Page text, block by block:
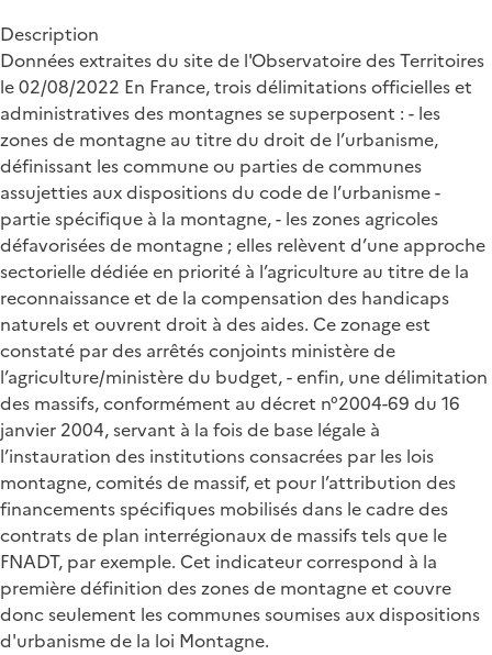
Description
Données extraites du site de l'Observatoire des Territoires
le 02/08/2022 En France, trois délimitations officielles et
administratives des montagnes se superposent : - les
zones de montagne au titre du droit de l’urbanisme,
définissant les commune ou parties de communes
assujetties aux dispositions du code de l’urbanisme -
partie spécifique à la montagne, - les zones agricoles
défavorisées de montagne ; elles relèvent d’une approche
sectorielle dédiée en priorité à l’agriculture au titre de la
reconnaissance et de la compensation des handicaps
naturels et ouvrent droit à des aides. Ce zonage est
constaté par des arrêtés conjoints ministère de
l’agriculture/ministère du budget, - enfin, une délimitation
des massifs, conformément au décret n°2004-69 du 16
janvier 2004, servant à la fois de base légale à
l’instauration des institutions consacrées par les lois
montagne, comités de massif, et pour l’attribution des
financements spécifiques mobilisés dans le cadre des
contrats de plan interrégionaux de massifs tels que le
FNADT, par exemple. Cet indicateur correspond à la
première définition des zones de montagne et couvre
donc seulement les communes soumises aux dispositions
d'urbanisme de la loi Montagne.